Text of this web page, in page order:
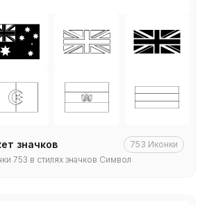
значков 753 Иконки
753 в стилях значков Символ